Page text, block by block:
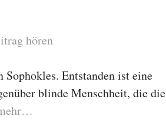
hören
Entstanden ist eine
blinde Menschheit, die die